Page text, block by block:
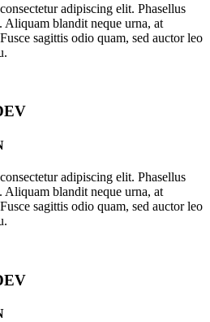
adipiscing elit. Phasellus
Aliquam blandit neque urna, at
sagittis odio quam, sed auctor leo
adipiscing elit. Phasellus
Aliquam blandit neque urna, at
sagittis odio quam, sed auctor leo